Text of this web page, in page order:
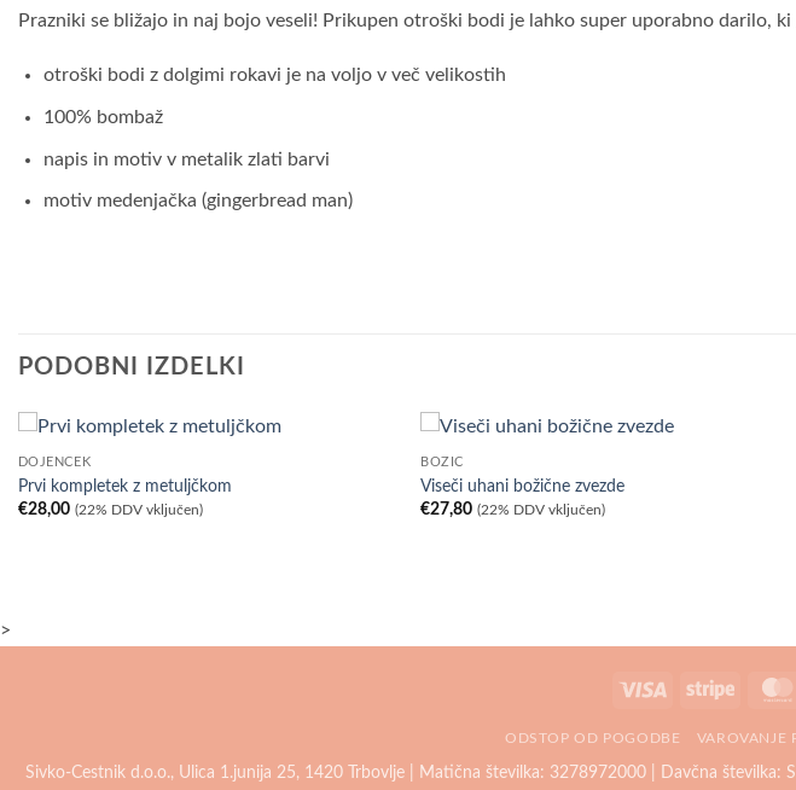
Prazniki se bližajo in naj bojo veseli! Prikupen otroški bodi je lahko super uporabno darilo,
otroški bodi z dolgimi rokavi je na voljo v več velikostih
100% bombaž
napis in motiv v metalik zlati barvi
motiv medenjačka (gingerbread man)
PODOBNI IZDELKI
DOJENČEK
Prvi kompletek z metuljčkom
€28,00 (22% DDV vključen)
BOŽIČ
Viseči uhani božične zvezde
€27,80 (22% DDV vključen)
>
Visa Stripe
ODSTOP OD POGODBE VAROVANJE
Sivko-Cestnik d.o.o., Ulica 1.junija 25, 1420 Trbovlje | Matična številka: 3278972000 | Davčna